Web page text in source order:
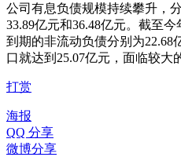
公司有息负债规模持续攀升，
33.89亿元和36.48亿元。截至
到期的非流动负债分别为22.68
口就达到25.07亿元，面临较大
打赏
海报
QQ 分享
微博分享